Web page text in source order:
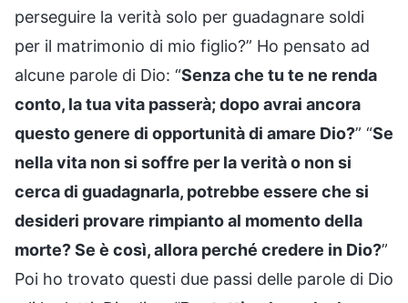
perseguire la verità solo per guadagnare soldi
per il matrimonio di mio figlio?” Ho pensato ad
alcune parole di Dio: “Senza che tu te ne renda
conto, la tua vita passerà; dopo avrai ancora
questo genere di opportunità di amare Dio?” “Se
nella vita non si soffre per la verità o non si
cerca di guadagnarla, potrebbe essere che si
desideri provare rimpianto al momento della
morte? Se è così, allora perché credere in Dio?”
Poi ho trovato questi due passi delle parole di Dio